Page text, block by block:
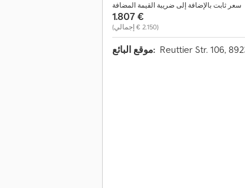
سعر ثابت بالإضافة إلى ضريبة القيمة المضافة
‏1.807 €
(‏2.150 € إجمالي)
موقع البائع: